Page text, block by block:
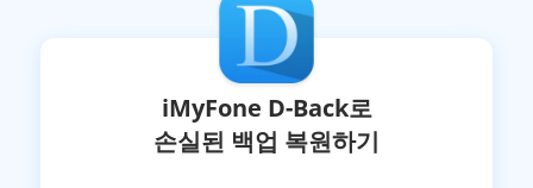
iMyFone D-Back로
손실된 백업 복원하기